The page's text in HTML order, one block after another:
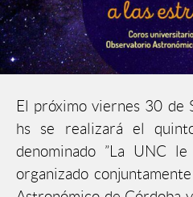
El próximo viernes 30 de
hs se realizará el
denominado ”La UNC
organizado